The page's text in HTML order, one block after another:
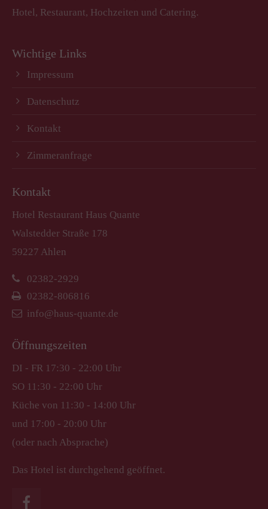
Hotel, Restaurant, Hochzeiten und Catering.
Wichtige Links
Impressum
Datenschutz
Kontakt
Zimmeranfrage
Kontakt
Hotel Restaurant Haus Quante
Walstedder Straße 178
59227 Ahlen
02382-2929
02382-806816
info@haus-quante.de
Öffnungszeiten
DI - FR 17:30 - 22:00 Uhr
SO 11:30 - 22:00 Uhr
Küche von 11:30 - 14:00 Uhr
und 17:00 - 20:00 Uhr
(oder nach Absprache)
Das Hotel ist durchgehend geöffnet.